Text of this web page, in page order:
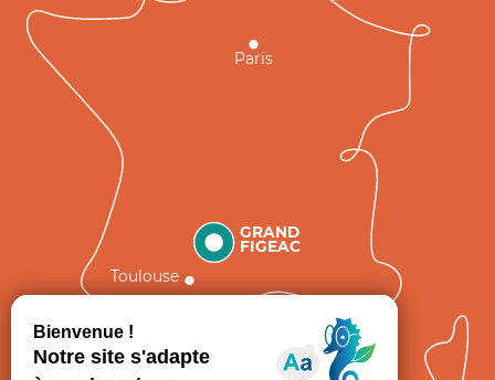
GRAND
FIGEAC
Toulouse
Paris